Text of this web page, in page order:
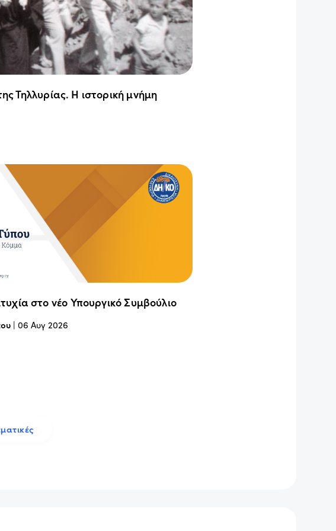
Τηλλυρίας. Η ιστορική μνήμη
στο νέο Υπουργικό Συμβούλιο
| 06 Αυγ 2026